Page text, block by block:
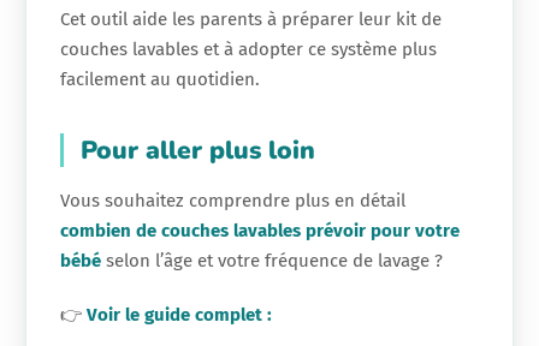
Cet outil aide les parents à préparer leur kit de
couches lavables et à adopter ce système plus
facilement au quotidien.
Pour aller plus loin
Vous souhaitez comprendre plus en détail
combien de couches lavables prévoir pour votre
bébé selon l’âge et votre fréquence de lavage ?
👉 Voir le guide complet :